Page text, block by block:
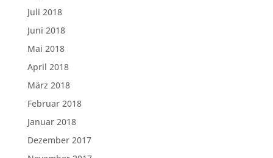
Juli 2018
Juni 2018
Mai 2018
April 2018
März 2018
Februar 2018
Januar 2018
Dezember 2017